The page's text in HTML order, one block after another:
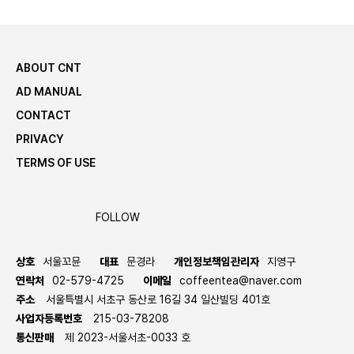
ABOUT CNT
AD MANUAL
CONTACT
PRIVACY
TERMS OF USE
FOLLOW
상호 서울꼬뮨 대표 문경라 개인정보책임관리자
지영구
연락처
02-579-4725 이메일
coffeentea@naver.com
주소
서울특별시 서초구 동산로 16길 34 일산빌딩 401호
사업자등록번호
215-03-78208
통신판매
제 2023-서울서초-0033 호